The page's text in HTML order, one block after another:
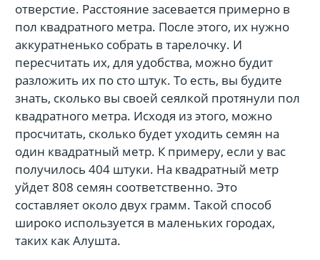
отверстие. Расстояние засевается примерно в
пол квадратного метра. После этого, их нужно
аккуратненько собрать в тарелочку. И
пересчитать их, для удобства, можно будит
разложить их по сто штук. То есть, вы будите
знать, сколько вы своей сеялкой протянули пол
квадратного метра. Исходя из этого, можно
просчитать, сколько будет уходить семян на
один квадратный метр. К примеру, если у вас
получилось 404 штуки. На квадратный метр
уйдет 808 семян соответственно. Это
составляет около двух грамм. Такой способ
широко используется в маленьких городах,
таких как Алушта.